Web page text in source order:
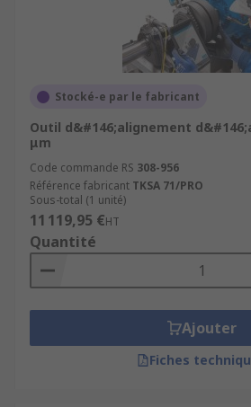
Stocké-e par le fabricant
Outil d&#146;alignement
μm
Code commande RS 308-956
Référence fabricant TKSA 71/PRO
Sous-total (1 unité)
11 119,95 €HT
Quantité
Ajouter
Fiches